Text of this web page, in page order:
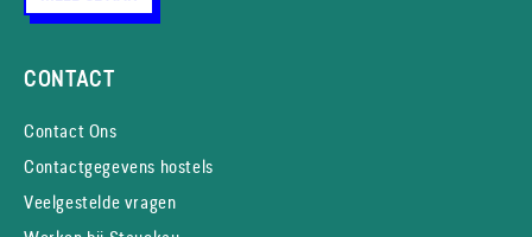
CONTACT
Contact Ons
Contactgegevens hostels
Veelgestelde vragen